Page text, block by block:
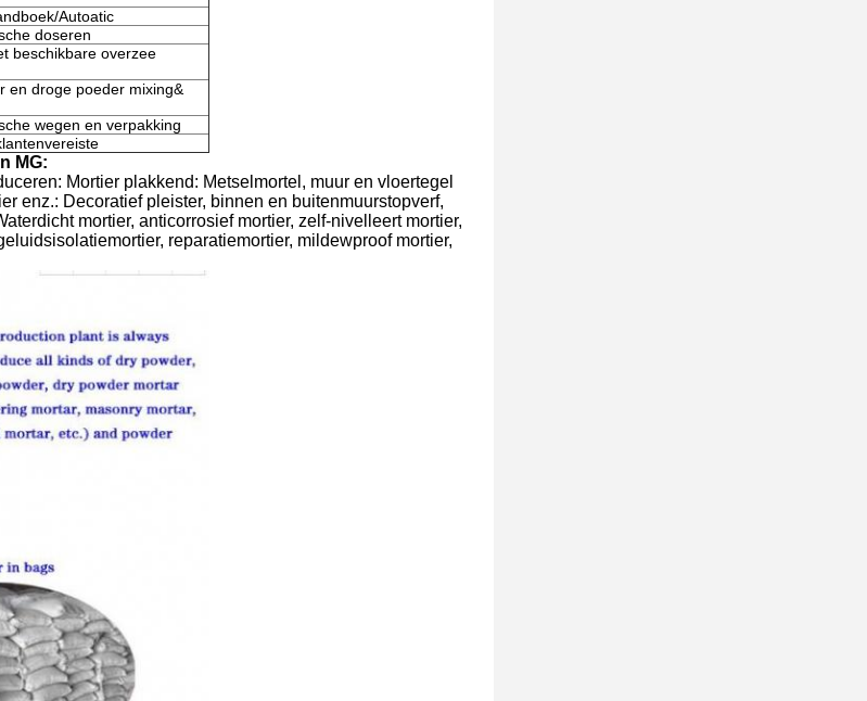
Autoatic
doseren
beschikbare overzee
en droge poeder mixing&
wegen en verpakking
MG:
Mortier plakkend: Metselmortel, muur en vloertegel
enz.: Decoratief pleister, binnen en buitenmuurstopverf,
mortier, anticorrosief mortier, zelf-nivelleert mortier,
reparatiemortier, mildewproof mortier,